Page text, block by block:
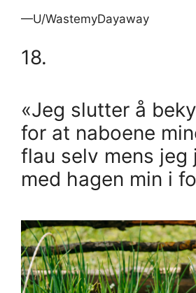
—U/WastemyDayaway
18.
«Jeg slutter å
for at naboene
flau selv mens jeg
med hagen min i